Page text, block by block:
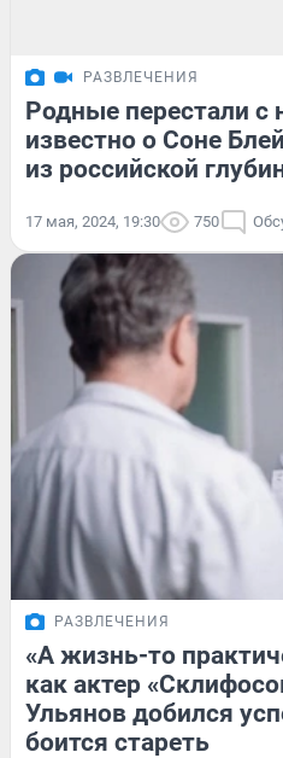
РАЗВЛЕЧЕНИЯ
Родные перестали с
известно о Соне
из российской
17 мая, 2024, 19:30 750
РАЗВЛЕЧЕНИЯ
«А жизнь-то
как актер
Ульянов добился
боится стареть